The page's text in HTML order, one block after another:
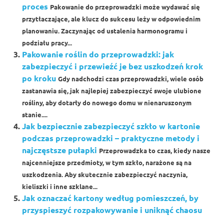
proces Pakowanie do przeprowadzki może wydawać się
przytłaczające, ale klucz do sukcesu leży w odpowiednim
planowaniu. Zaczynając od ustalenia harmonogramu i
podziału pracy...
Pakowanie roślin do przeprowadzki: jak
zabezpieczyć i przewieźć je bez uszkodzeń krok
po kroku Gdy nadchodzi czas przeprowadzki, wiele osób
zastanawia się, jak najlepiej zabezpieczyć swoje ulubione
rośliny, aby dotarły do nowego domu w nienaruszonym
stanie....
Jak bezpiecznie zabezpieczyć szkło w kartonie
podczas przeprowadzki – praktyczne metody i
najczęstsze pułapki Przeprowadzka to czas, kiedy nasze
najcenniejsze przedmioty, w tym szkło, narażone są na
uszkodzenia. Aby skutecznie zabezpieczyć naczynia,
kieliszki i inne szklane...
Jak oznaczać kartony według pomieszczeń, by
przyspieszyć rozpakowywanie i uniknąć chaosu